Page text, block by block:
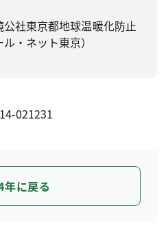
社東京都地球温暖化防止
・ネット東京）
021231
年に戻る